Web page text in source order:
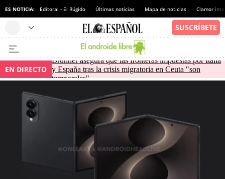
ES NOTICIA: Editoral - El Rúgido Últimas noticias Mapa de noticias Clamor
EN DIRECTO
Brunner asegura que las fronteras impuestas por Italia
y España tras la crisis migratoria en Ceuta "son
temporales"